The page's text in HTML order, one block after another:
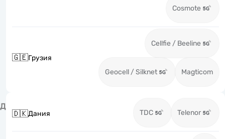
Cosmote
🇬🇪Грузия
Cellfie / Beeline
Geocell / Silknet Magticom
Д
🇩🇰Дания TDC Telenor